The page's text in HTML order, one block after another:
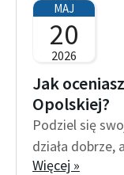
MAJ
20
2026
Jak
Opolskiej?
Podziel się
działa dobrze,
Więcej »